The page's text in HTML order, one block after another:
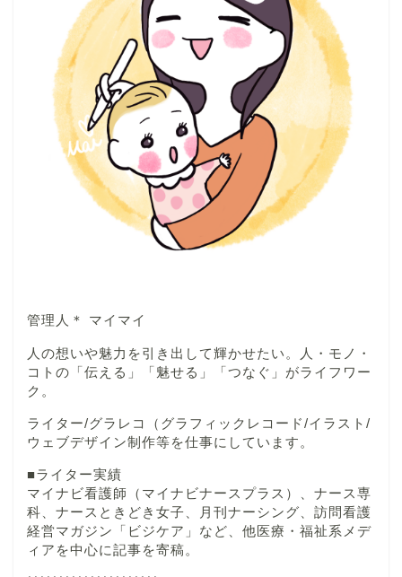
管理人＊ マイマイ
人の想いや魅力を引き出して輝かせたい。人・モノ・
コトの「伝える」「魅せる」「つなぐ」がライフワー
ク。
ライター/グラレコ（グラフィックレコード/イラスト/
ウェブデザイン制作等を仕事にしています。
■ライター実績
マイナビ看護師（マイナビナースプラス）、ナース専
科、ナースときどき女子、月刊ナーシング、訪問看護
経営マガジン「ビジケア」など、他医療・福祉系メデ
ィアを中心に記事を寄稿。